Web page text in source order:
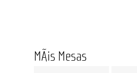
MÃ¡s Mesas